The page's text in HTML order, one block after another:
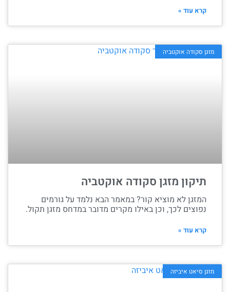
קרא עוד »
מזגן סקודה אוקטביה
תיקון מזגן סקודה אוקטביה
המזגן לא מוציא קור? במאמר הבא נלמד על גורמים
נפוצים לכך, וכן באילו מקרים מדובר במדחס מזגן תקול.
קרא עוד »
מזגן סיאט איביזה